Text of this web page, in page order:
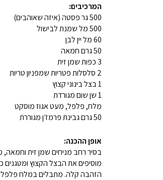
המרכיבים:
500 גר פסטה (איזה שאוהבים)
500 מל שמנת לבישול
60 מל יין לבן
50 גרם חמאה
3 כפות שמן זית
2 סלסלות פטריות שמפניון טריות
1 בצל בינוני קצוץ
1 שן שום מגורדת
מלח, פלפל, מעט אגוז מוסקט
50 גרם גבינת פרמז׳ן מגוררת
אופן ההכנה:
בסיר רחב מניחים שמן זית
הזהבה קלה. מתבלים במלח פלפל